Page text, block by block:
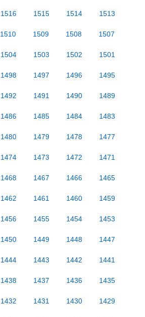
1516 1515 1514 1513
1510 1509 1508 1507
1504 1503 1502 1501
1498 1497 1496 1495
1492 1491 1490 1489
1486 1485 1484 1483
1480 1479 1478 1477
1474 1473 1472 1471
1468 1467 1466 1465
1462 1461 1460 1459
1456 1455 1454 1453
1450 1449 1448 1447
1444 1443 1442 1441
1438 1437 1436 1435
1432 1431 1430 1429